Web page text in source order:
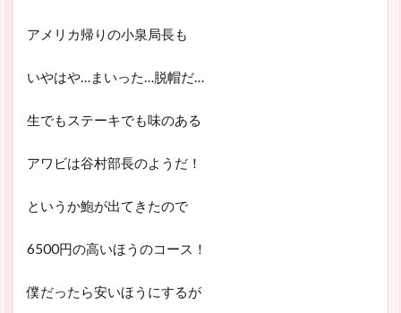
アメリカ帰りの小泉局長も
いやはや…まいった…脱帽だ…
生でもステーキでも味のある
アワビは谷村部長のようだ！
というか鮑が出てきたので
6500円の高いほうのコース！
僕だったら安いほうにするが